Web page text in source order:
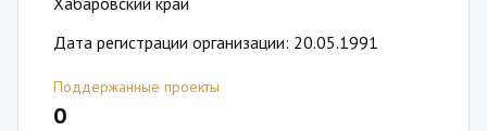
Дата регистрации организации: 20.05.1991
Поддержанные проекты
0